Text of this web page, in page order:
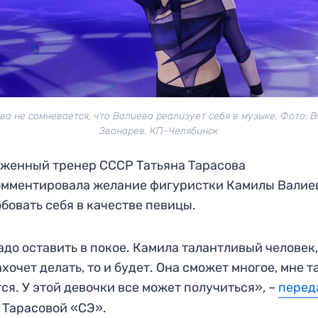
не сомневается, что Валиева реализует себя в музыке. Фото:
Звонарев, КП-Челябинск
тренер СССР Татьяна Тарасова
желание фигуристки Камилы
себя в качестве певицы.
оставить в покое. Камила талантливый
делать, то и будет. Она сможет многое, мне
У этой девочки все может получиться», –
Тарасовой «СЭ».